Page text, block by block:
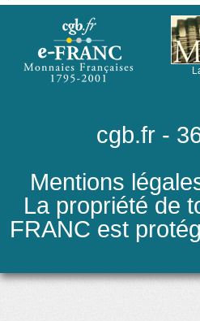
cgb.fr -
Mentions
La propriété de
FRANC est